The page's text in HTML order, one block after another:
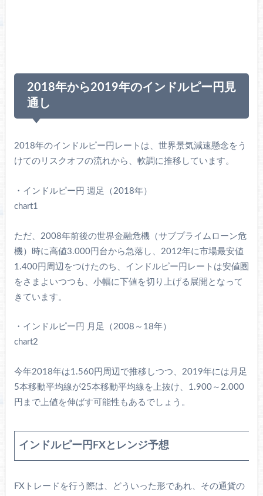
2018年から2019年のインドルピー円見
通し
2018年のインドルピー円レートは、世界景気減速懸念をう
けてのリスクオフの流れから、軟調に推移しています。
・インドルピー円 週足（2018年）
chart1
ただ、2008年前後の世界金融危機（サブプライムローン危
機）時に高値3.000円台から急落し、2012年に市場最安値
1.400円周辺をつけたのち、インドルピー円レートは安値圏
をさまよいつつも、小幅に下値を切り上げる展開となって
きています。
・インドルピー円 月足（2008～18年）
chart2
今年2018年は1.560円周辺で推移しつつ、2019年には月足
5本移動平均線が25本移動平均線を上抜け、1.900～2.000
円まで上値を伸ばす可能性もあるでしょう。
インドルピー円FXとレンジ予想
FXトレードを行う際は、どういった形であれ、その通貨の